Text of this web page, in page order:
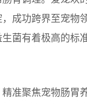
成功跨界至宠物
菌有着极高的标
准聚焦宠物肠胃